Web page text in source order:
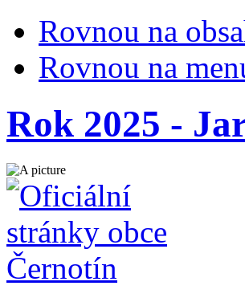
Rovnou na
Rovnou na
Rok 2025 -